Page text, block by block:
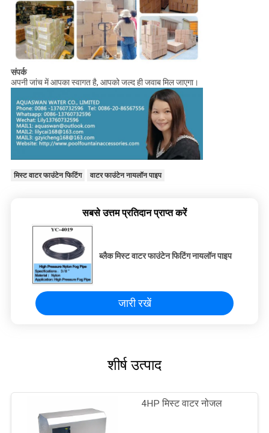
संपर्क
अपनी जांच में आपका स्वागत है, आपको जल्द ही जवाब मिल जाएगा।
मिस्ट वाटर फाउंटेन फिटिंग वाटर फाउंटेन नायलॉन पाइप
सबसे उत्तम प्रतिदान प्राप्त करें
ब्लैक मिस्ट वाटर फाउंटेन फिटिंग नायलॉन पाइप
जारी रखें
शीर्ष उत्पाद
4HP मिस्ट वाटर नोजल